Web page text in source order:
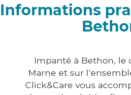
Informations
Impanté à Bethon, le
Marne et sur
Click&Care vous